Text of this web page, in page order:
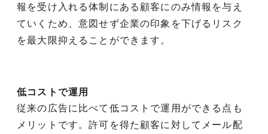
報を受け入れる体制にある顧客にのみ情報を与え
ていくため、意図せず企業の印象を下げるリスク
を最大限抑えることができます。
低コストで運用
従来の広告に比べて低コストで運用ができる点も
メリットです。許可を得た顧客に対してメール配